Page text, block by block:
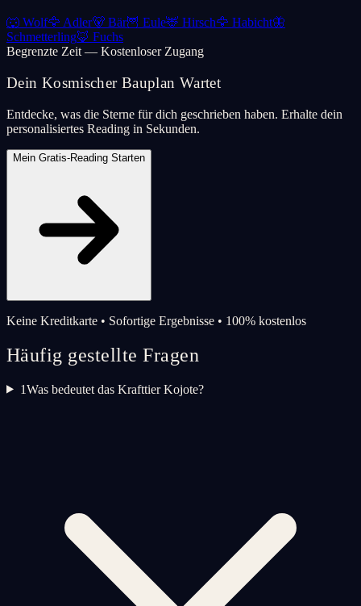
🐺 Wolf🦅 Adler🐻 Bär🦉 Eule🦌 Hirsch🦅 Habicht🦋
Schmetterling🦊 Fuchs
Begrenzte Zeit — Kostenloser Zugang
Dein Kosmischer Bauplan Wartet
Entdecke, was die Sterne für dich geschrieben haben. Erhalte dein
personalisiertes Reading in Sekunden.
Mein Gratis-Reading Starten
Keine Kreditkarte • Sofortige Ergebnisse • 100% kostenlos
Häufig gestellte Fragen
1Was bedeutet das Krafttier Kojote?